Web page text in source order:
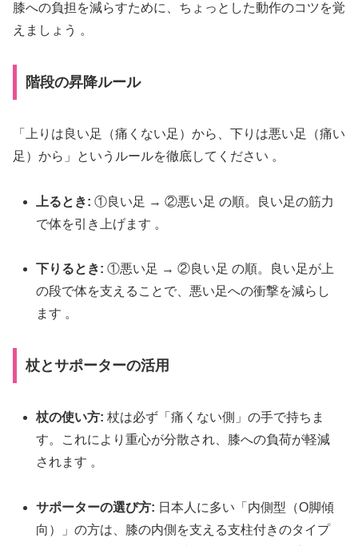
膝への負担を減らすために、ちょっとした動作のコツを覚
えましょう 。
階段の昇降ルール
「上りは良い足（痛くない足）から、下りは悪い足（痛い
足）から」というルールを徹底してください 。
上るとき: ①良い足 → ②悪い足 の順。良い足の筋力
で体を引き上げます 。
下りるとき: ①悪い足 → ②良い足 の順。良い足が上
の段で体を支えることで、悪い足への衝撃を減らし
ます 。
杖とサポーターの活用
杖の使い方: 杖は必ず「痛くない側」の手で持ちま
す。これにより重心が分散され、膝への負荷が軽減
されます 。
サポーターの選び方: 日本人に多い「内側型（O脚傾
向）」の方は、膝の内側を支える支柱付きのタイプ